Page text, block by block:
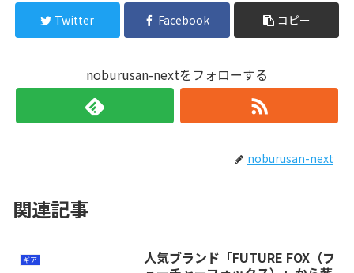
Twitter Facebook コピー
noburusan-nextをフォローする
noburusan-next
関連記事
ギア
人気ブランド「FUTURE FOX（フ